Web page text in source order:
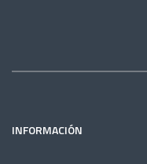
INFORMACIÓN